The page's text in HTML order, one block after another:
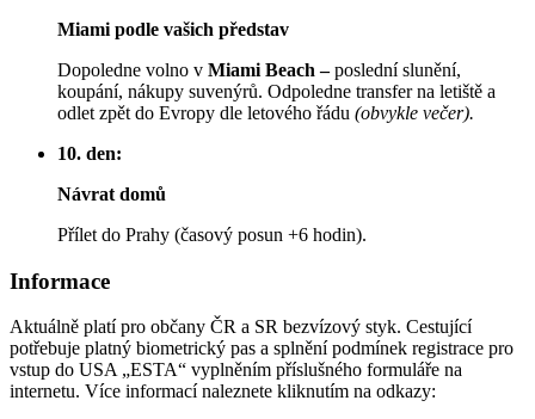
Miami podle vašich představ
Dopoledne volno v Miami Beach –poslední slunění,
koupání, nákupy suvenýrů. Odpoledne transfer na letiště a
odlet zpět do Evropy dle letového řádu (obvykle večer).
10. den:
Návrat domů
Přílet do Prahy (časový posun +6 hodin).
Informace
Aktuálně platí pro občany ČR a SR bezvízový styk. Cestující
potřebuje platný biometrický pas a splnění podmínek registrace pro
vstup do USA „ESTA“ vyplněním příslušného formuláře na
internetu. Více informací naleznete kliknutím na odkazy: